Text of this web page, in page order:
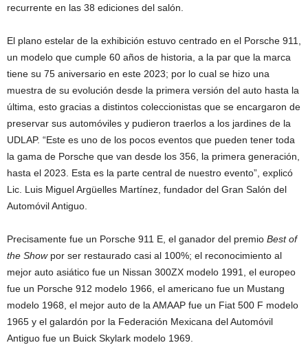
recurrente en las 38 ediciones del salón.
El plano estelar de la exhibición estuvo centrado en el Porsche 911,
un modelo que cumple 60 años de historia, a la par que la marca
tiene su 75 aniversario en este 2023; por lo cual se hizo una
muestra de su evolución desde la primera versión del auto hasta la
última, esto gracias a distintos coleccionistas que se encargaron de
preservar sus automóviles y pudieron traerlos a los jardines de la
UDLAP. “Este es uno de los pocos eventos que pueden tener toda
la gama de Porsche que van desde los 356, la primera generación,
hasta el 2023. Esta es la parte central de nuestro evento”, explicó
Lic. Luis Miguel Argüelles Martínez, fundador del Gran Salón del
Automóvil Antiguo.
Precisamente fue un Porsche 911 E, el ganador del premio Best of
the Showpor ser restaurado casi al 100%; el reconocimiento al
mejor auto asiático fue un Nissan 300ZX modelo 1991, el europeo
fue un Porsche 912 modelo 1966, el americano fue un Mustang
modelo 1968, el mejor auto de la AMAAP fue un Fiat 500 F modelo
1965 y el galardón por la Federación Mexicana del Automóvil
Antiguo fue un Buick Skylark modelo 1969.